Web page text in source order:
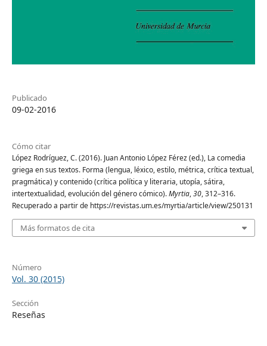
Publicado
09-02-2016
Cómo citar
López Rodríguez, C. (2016). Juan Antonio López Férez (ed.), La comedia
griega en sus textos. Forma (lengua, léxico, estilo, métrica, crítica textual,
pragmática) y contenido (crítica política y literaria, utopía, sátira,
intertextualidad, evolución del género cómico).Myrtia,30, 312–316.
Recuperado a partir de https://revistas.um.es/myrtia/article/view/250131
Más formatos de cita
Número
Vol. 30 (2015)
Sección
Reseñas